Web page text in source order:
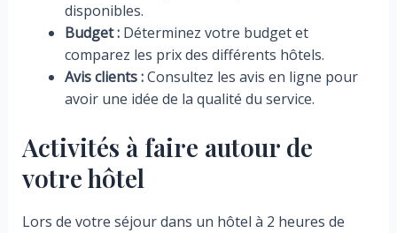
disponibles.
Budget :Déterminez votre budget et
comparez les prix des différents hôtels.
Avis clients :Consultez les avis en ligne pour
avoir une idée de la qualité du service.
Activités à faire autour de
votre hôtel
Lors de votre séjour dans un hôtel à 2 heures de